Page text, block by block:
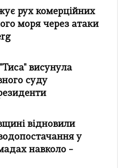
рух комерційних
моря через атаки
висунула
суду
відновили
у
навколо –